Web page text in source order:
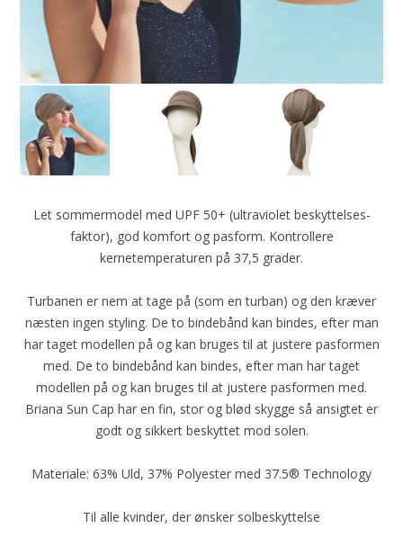
Let sommermodel med UPF 50+ (ultraviolet beskyttelses-
faktor), god komfort og pasform. Kontrollere
kernetemperaturen på 37,5 grader.
Turbanen er nem at tage på (som en turban) og den kræver
næsten ingen styling. De to bindebånd kan bindes, efter man
har taget modellen på og kan bruges til at justere pasformen
med. De to bindebånd kan bindes, efter man har taget
modellen på og kan bruges til at justere pasformen med.
Briana Sun Cap har en fin, stor og blød skygge så ansigtet er
godt og sikkert beskyttet mod solen.
Materiale: 63% Uld, 37% Polyester med 37.5® Technology
Til alle kvinder, der ønsker solbeskyttelse